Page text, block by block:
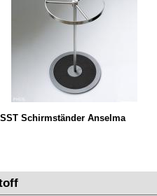
SST Schirmständer Anselma